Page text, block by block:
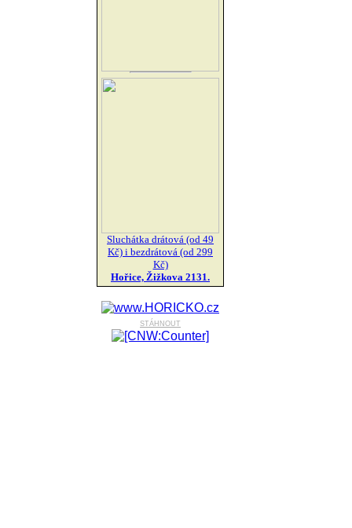
Sluchátka drátová (od 49
Kč) i bezdrátová (od 299
Kč)
Hořice, Žižkova 2131.
stáhnout